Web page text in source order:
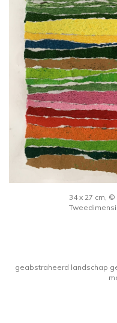
34 x 27 cm,
geabstraheerd landschap